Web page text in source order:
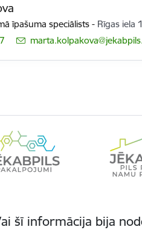
īpašuma speciālists - Rīgas iela
E-pasts:
šī informācija bija